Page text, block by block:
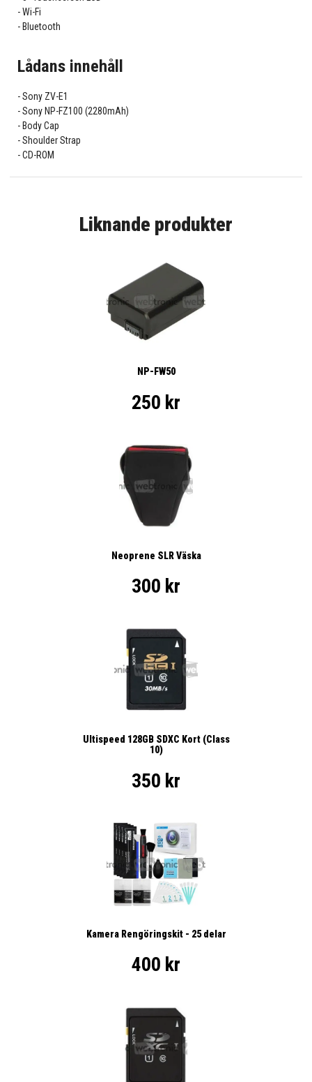
Wi-Fi
Bluetooth
Lådans innehåll
Sony ZV-E1
Sony NP-FZ100 (2280mAh)
Body Cap
Shoulder Strap
CD-ROM
Liknande produkter
NP-FW50
250 kr
Neoprene SLR Väska
300 kr
Ultispeed 128GB SDXC Kort (Class
10)
350 kr
Kamera Rengöringskit - 25 delar
400 kr